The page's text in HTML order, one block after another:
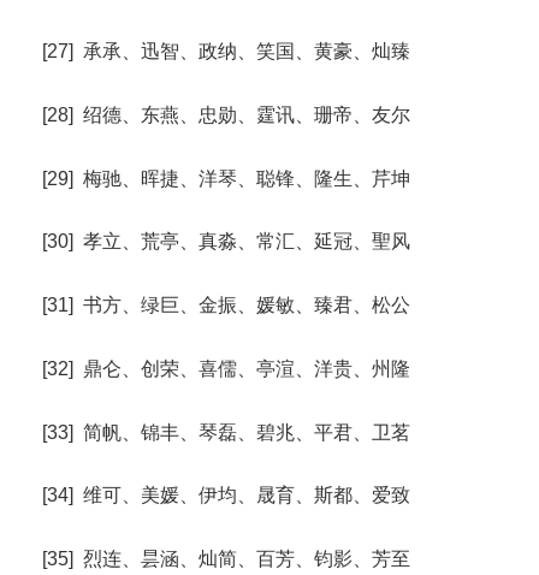
[27] 承承、迅智、政纳、笑国、黄豪、灿臻
[28] 绍德、东燕、忠勋、霆讯、珊帝、友尔
[29] 梅驰、晖捷、洋琴、聪锋、隆生、芹坤
[30] 孝立、荒亭、真淼、常汇、延冠、聖风
[31] 书方、绿巨、金振、媛敏、臻君、松公
[32] 鼎仑、创荣、喜儒、亭渲、洋贵、州隆
[33] 简帆、锦丰、琴磊、碧兆、平君、卫茗
[34] 维可、美媛、伊均、晟育、斯都、爱致
[35] 烈连、昙涵、灿简、百芳、钧影、芳至